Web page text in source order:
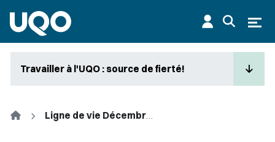
Travailler à l'UQO : source de fierté!
Accueil Ligne de vie Décembre 2023 - Se fixer des limites - les fêtes sans stress